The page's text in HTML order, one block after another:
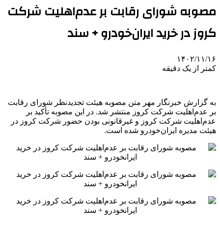
مصوبه شورای رقابت بر عدم‌اهلیت شرکت
کروز در خرید ایران‌خودرو + سند
۱۴۰۲/۱۱/۱۶
کمتر از یک دقیقه
به گزارش خبرنگار مهر متن مصوبه هیئت تجدیدنظر شورای رقابت
بر عدم‌اهلیت شرکت کروز منتشر شد. در این مصوبه تأکید بر
عدم‌اهلیت شرکت کروز و غیرقانونی بودن حضور شرکت کروز در
هیئت مدیره ایران‌خودرو شده است.